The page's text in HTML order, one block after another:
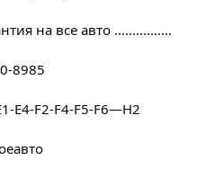
на все авто …………….
8985
E4-F2-F4-F5-F6—H2